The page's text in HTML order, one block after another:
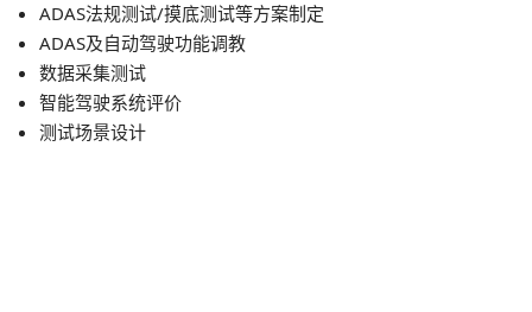
ADAS法规测试/摸底测试等方案制定
ADAS及自动驾驶功能调教
数据采集测试
智能驾驶系统评价
测试场景设计